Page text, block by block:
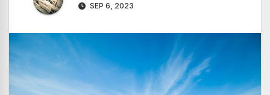
SEP 6, 2023